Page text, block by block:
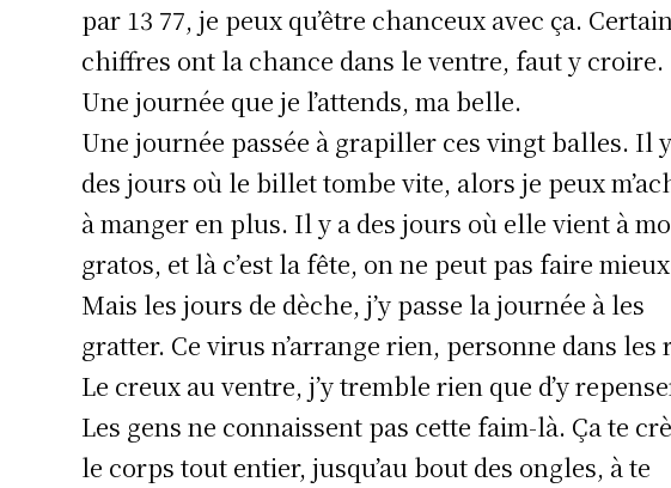
par 13 77, je peux qu’être chanceux avec ça.
chiffres ont la chance dans le ventre, faut y croire.
Une journée que je l’attends, ma belle.
Une journée passée à grapiller ces vingt balles. Il
des jours où le billet tombe vite, alors je peux
à manger en plus. Il y a des jours où elle vient à
gratos, et là c’est la fête, on ne peut pas faire
Mais les jours de dèche, j’y passe la journée à les
gratter. Ce virus n’arrange rien, personne dans les
Le creux au ventre, j’y tremble rien que d’y
Les gens ne connaissent pas cette faim-là. Ça te
le corps tout entier, jusqu’au bout des ongles, à te